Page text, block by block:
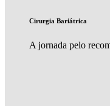
Cirurgia Bariátrica
A jornada pelo